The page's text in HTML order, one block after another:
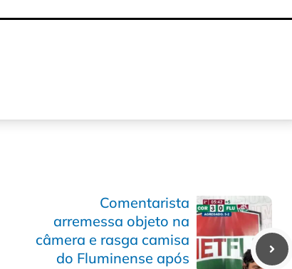
Comentarista
arremessa objeto na
câmera e rasga camisa
do Fluminense após